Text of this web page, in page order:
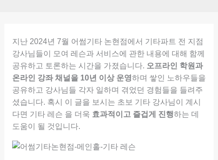
지난 2024년 7월 어썸기타 논현점에서 기타파트 전 지점
강사님들이 모여 레슨과 서비스에 관한 내용에 대해 함께
공유하고 토론하는 시간을 가졌습니다. 오프라인 학원과
온라인 강좌 채널을 10년 이상 운영하며 쌓인 노하우들을
공유하고 강사님들 각자 일하며 겪었던 경험들을 들려주
셨습니다. 혹시 이 글을 보시는 초보 기타 강사님이 계시
다면 기타 레슨 을 더욱 효과적이고 즐겁게 진행하는 데
도움이 될 것입니다.